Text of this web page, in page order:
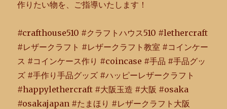
作りたい物を、ご指導いたします！
#crafthouse510 #クラフトハウス510 #lethercraft
#レザークラフト #レザークラフト教室 #コインケー
ス #コインケース作り #coincase #手品 #手品グッ
ズ #手作り手品グッズ #ハッピーレザークラフト
#happylethercraft #大阪玉造 #大阪 #osaka
#osakajapan #たまほり #レザークラフト大阪